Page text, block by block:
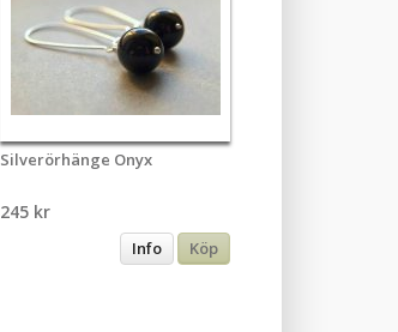
Silverörhänge Onyx
245 kr
Info Köp